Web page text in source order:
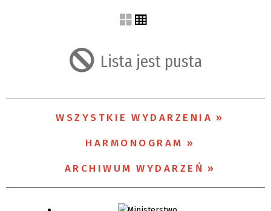
zakresie
—
Miejsce
Lista jest pusta
WSZYSTKIE WYDARZENIA
HARMONOGRAM
ARCHIWUM WYDARZEŃ